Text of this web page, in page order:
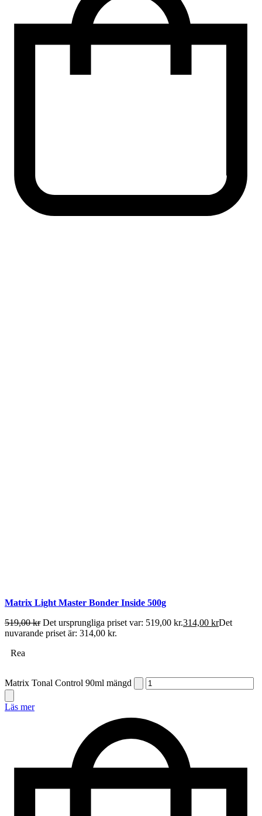
Matrix Light Master Bonder Inside 500g
519,00kr Det ursprungliga priset var: 519,00 kr.314,00 krDet
nuvarande priset är: 314,00 kr.
Rea
Matrix Tonal Control 90ml mängd
Läs mer